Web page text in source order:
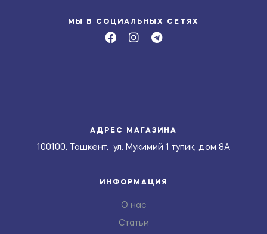
МЫ В СОЦИАЛЬНЫХ СЕТЯХ
АДРЕС МАГАЗИНА
100100, Ташкент, ул. Мукимий 1 тупик, дом 8А
ИНФОРМАЦИЯ
О нас
Статьи